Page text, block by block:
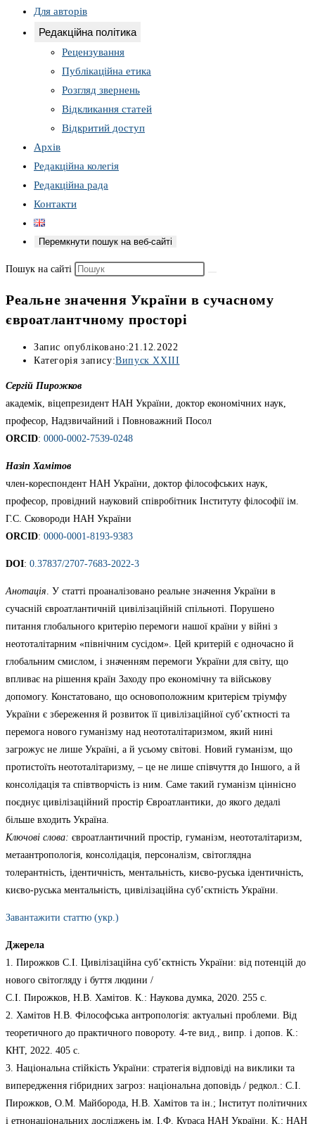
Для авторів
Редакційна політика
Рецензування
Публікаційна етика
Розгляд звернень
Відкликання статей
Відкритий доступ
Архів
Редакційна колегія
Редакційна рада
Контакти
Перемкнути пошук на веб-сайті
Пошук на сайті
Реальне значення України в сучасному
євроатлантчному просторі
Запис опубліковано:21.12.2022
Категорія запису:Випуск XXIII
Сергій Пирожков
академік, віцепрезидент НАН України, доктор економічних наук,
професор, Надзвичайний і Повноважний Посол
ORCID: 0000-0002-7539-0248
Назіп Хамітов
член-кореспондент НАН України, доктор філософських наук,
професор, провідний науковий співробітник Інституту філософії ім.
Г.С. Сковороди НАН України
ORCID: 0000-0001-8193-9383
DOI: 0.37837/2707-7683-2022-3
Анотація. У статті проаналізовано реальне значення України в
сучасній євроатлантичній цивілізаційній спільноті. Порушено
питання глобального критерію перемоги нашої країни у війні з
неототалітарним «північним сусідом». Цей критерій є одночасно й
глобальним смислом, і значенням перемоги України для світу, що
впливає на рішення країн Заходу про економічну та військову
допомогу. Констатовано, що основоположним критерієм тріумфу
України є збереження й розвиток її цивілізаційної суб’єктності та
перемога нового гуманізму над неототалітаризмом, який нині
загрожує не лише Україні, а й усьому світові. Новий гуманізм, що
протистоїть неототалітаризму, – це не лише співчуття до Іншого, а й
консолідація та співтворчість із ним. Саме такий гуманізм ціннісно
поєднує цивілізаційний простір Євроатлантики, до якого дедалі
більше входить Україна.
Ключові слова: євроатлантичний простір, гуманізм, неототалітаризм,
метаантропологія, консолідація, персоналізм, світоглядна
толерантність, ідентичність, ментальність, києво-руська ідентичність,
києво-руська ментальність, цивілізаційна суб’єктність України.
Завантажити статтю (укр.)
Джерела
1. Пирожков С.І. Цивілізаційна суб’єктність України: від потенцій до
нового світогляду і буття людини /
С.І. Пирожков, Н.В. Хамітов. К.: Наукова думка, 2020. 255 с.
2. Хамітов Н.В. Філософська антропологія: актуальні проблеми. Від
теоретичного до практичного повороту. 4-те вид., випр. і допов. К.:
КНТ, 2022. 405 с.
3. Національна стійкість України: стратегія відповіді на виклики та
випередження гібридних загроз: національна доповідь / редкол.: С.І.
Пирожков, О.М. Майборода, Н.В. Хамітов та ін.; Інститут політичних
і етнонаціональних досліджень ім. І.Ф. Кураса НАН України. К.: НАН